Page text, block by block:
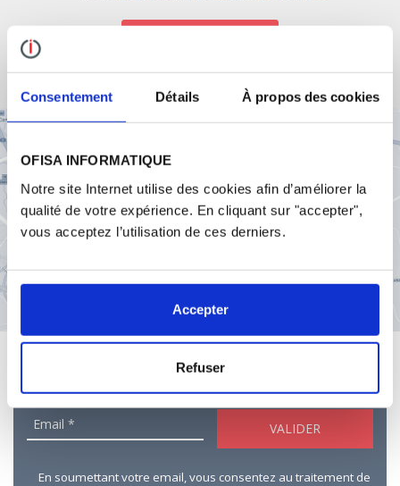
Consentement Détails À propos des cookies
OFISA INFORMATIQUE
Notre site Internet utilise des cookies afin d’améliorer la
qualité de votre expérience. En cliquant sur "accepter",
vous acceptez l’utilisation de ces derniers.
Accepter
Refuser
En soumettant votre email, vous consentez au traitement de